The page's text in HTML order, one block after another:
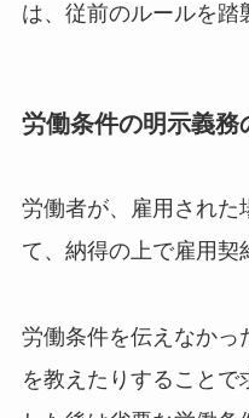
は、従前のルールを踏
労働条件の明示義務
労働者が、雇用された
て、納得の上で雇用契
労働条件を伝えなかっ
を教えたりすることで